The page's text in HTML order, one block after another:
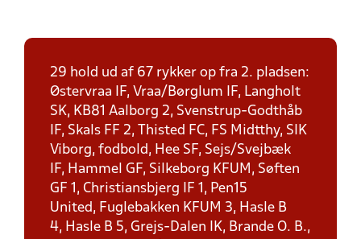
29 hold ud af 67 rykker op fra 2. pladsen:
Østervraa IF, Vraa/Børglum IF, Langholt
SK, KB81 Aalborg 2, Svenstrup-Godthåb
IF, Skals FF 2, Thisted FC, FS Midtthy, SIK
Viborg, fodbold, Hee SF, Sejs/Svejbæk
IF, Hammel GF, Silkeborg KFUM, Søften
GF 1, Christiansbjerg IF 1, Pen15
United, Fuglebakken KFUM 3, Hasle B
4, Hasle B 5, Grejs-Dalen IK, Brande O. B.,